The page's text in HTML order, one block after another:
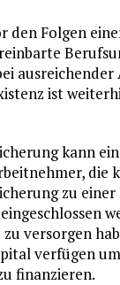
den Folgen
ist
kann
die
zu einer
versorgen
verfügen
finanzieren.